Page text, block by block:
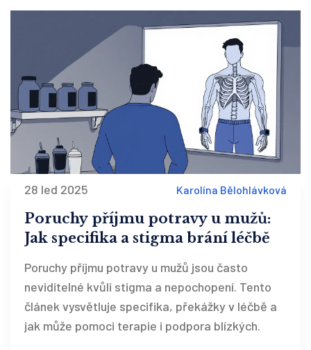
28 led 2025 Karolína Bělohlávková
Poruchy příjmu potravy u mužů:
Jak specifika a stigma brání léčbě
Poruchy příjmu potravy u mužů jsou často
neviditelné kvůli stigma a nepochopení. Tento
článek vysvětluje specifika, překážky v léčbě a
jak může pomoci terapie i podpora blízkých.